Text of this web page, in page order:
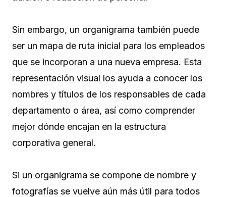
Sin embargo, un organigrama también puede
ser un mapa de ruta inicial para los empleados
que se incorporan a una nueva empresa. Esta
representación visual los ayuda a conocer los
nombres y títulos de los responsables de cada
departamento o área, así como comprender
mejor dónde encajan en la estructura
corporativa general.
Si un organigrama se compone de nombre y
fotografías se vuelve aún más útil para todos